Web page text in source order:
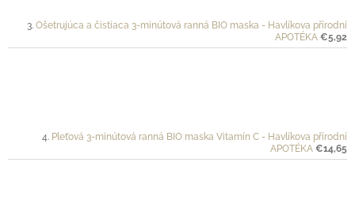
Ošetrujúca a čistiaca 3-minútová ranná BIO maska - Havlíkova přírodní
APOTÉKA €5,92
Pleťová 3-minútová ranná BIO maska Vitamín C - Havlíkova přírodní
APOTÉKA €14,65